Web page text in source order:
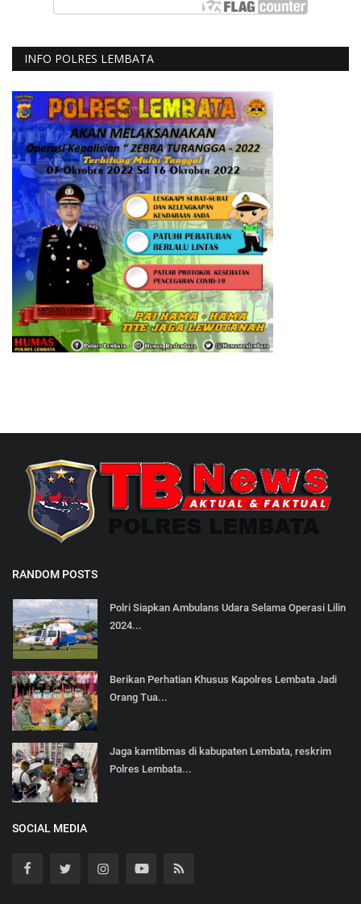
INFO POLRES LEMBATA
RANDOM POSTS
Polri Siapkan Ambulans Udara Selama Operasi Lilin
2024...
Berikan Perhatian Khusus Kapolres Lembata Jadi
Orang Tua...
Jaga kamtibmas di kabupaten Lembata, reskrim
Polres Lembata...
SOCIAL MEDIA